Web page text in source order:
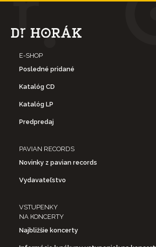
E-SHOP
Posledné pridané
Katalóg CD
Katalóg LP
Predpredaj
PAVIAN RECORDS
Novinky z pavian records
Vydavateľstvo
VSTUPENKY
NA KONCERTY
Najbližšie koncerty